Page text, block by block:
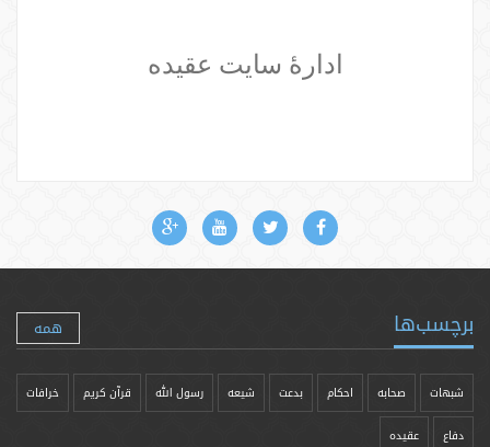
ادارۀ سايت عقيده
برچسب‌ها همه
شبهات صحابه احکام بدعت شیعه رسول الله قرآن کریم خرافات
دفاع عقیده